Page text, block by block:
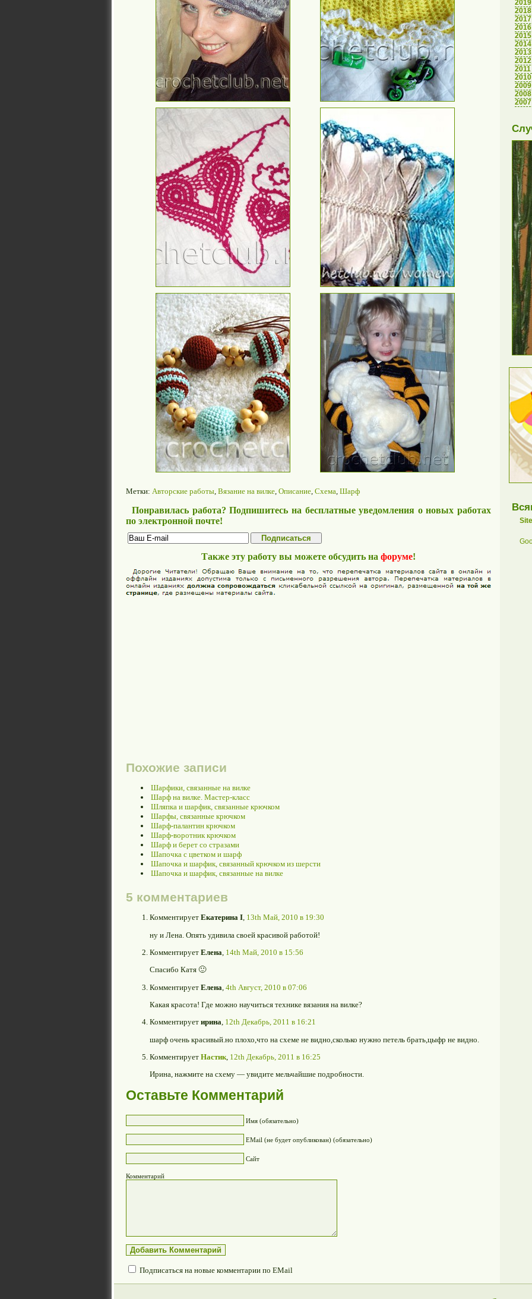
Метки: Авторские работы Вязание на вилке Описание Схема Шарф
Понравилась работа? Подпишитесь на бесплатные уведомления о новых работах
по электронной почте!
Также эту работу вы можете обсудить на форуме!
Похожие записи
Шарфики, связанные на вилке
Шарф на вилке. Мастер-класс
Шляпка и шарфик, связанные крючком
Шарфы, связанные крючком
Шарф-палантин крючком
Шарф-воротник крючком
Шарф и берет со стразами
Шапочка с цветком и шарф
Шапочка и шарфик, связанный крючком из шерсти
Шапочка и шарфик, связанные на вилке
5 комментариев
Комментирует Екатерина I, 13th Май, 2010 в 19:30
ну и Лена. Опять удивила своей красивой работой!
Комментирует Елена 14th Май, 2010 в 15:56
Спасибо Катя 🙂
Комментирует Елена 4th Август, 2010 в 07:06
Какая красота! Где можно научиться технике вязания на вилке?
Комментирует ирина, 12th Декабрь, 2011 в 16:21
шарф очень красивый.но плохо,что на схеме не видно,сколько нужно петель брать,цыфр не видно.
Комментирует Настик 12th Декабрь, 2011 в 16:25
Ирина, нажмите на схему — увидите мельчайшие подробности.
Оставьте Комментарий
Имя (обязательно)
EMail (не будет опубликован) (обязательно)
Сайт
Комментарий
Подписаться на новые комментарии по EMail